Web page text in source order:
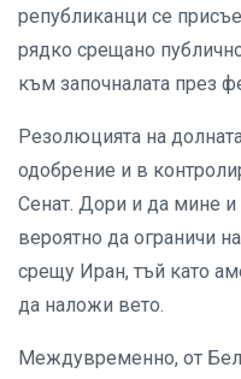
републиканци се
рядко срещано
към започналата през
Резолюцията на
одобрение и в
Сенат. Дори и да мине и
вероятно да ограничи
срещу Иран, тъй като
да наложи вето.
Междувременно, от